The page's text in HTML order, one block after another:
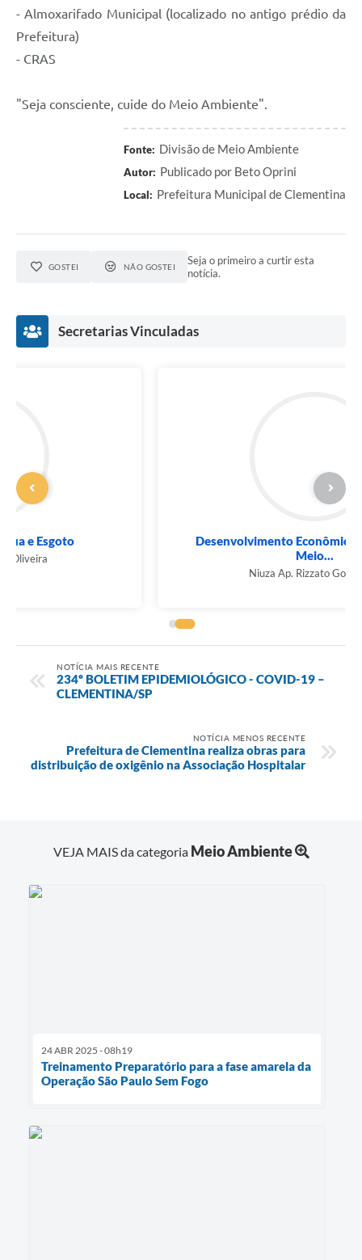
- Almoxarifado Municipal (localizado no antigo prédio da
Prefeitura)
- CRAS
"Seja consciente, cuide do Meio Ambiente".
Fonte: Divisão de Meio Ambiente
Autor: Publicado por Beto Oprini
Local: Prefeitura Municipal de Clementina
GOSTEI NÃO GOSTEI
Seja o primeiro a curtir esta
notícia.
Secretarias Vinculadas
Desenvolvimento Econômico, Agricultura e
NOTÍCIA MAIS RECENTE
234º BOLETIM EPIDEMIOLÓGICO - COVID-19 –
CLEMENTINA/SP
NOTÍCIA MENOS RECENTE
Prefeitura de Clementina realiza obras para
distribuição de oxigênio na Associação Hospitalar
VEJA MAIS da categoria Meio Ambiente
24 ABR 2025 - 08h19
Treinamento Preparatório para a fase amarela da
Operação São Paulo Sem Fogo